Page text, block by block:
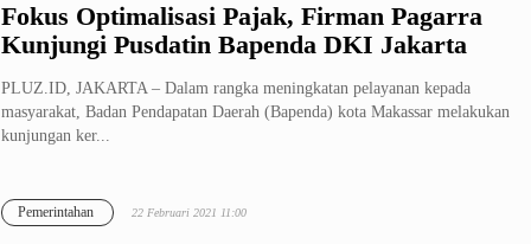
Fokus Optimalisasi Pajak, Firman Pagarra
Kunjungi Pusdatin Bapenda DKI Jakarta
PLUZ.ID, JAKARTA – Dalam rangka meningkatan pelayanan kepada
masyarakat, Badan Pendapatan Daerah (Bapenda) kota Makassar melakukan
kunjungan ker...
Pemerintahan 22 Februari 2021 11:00